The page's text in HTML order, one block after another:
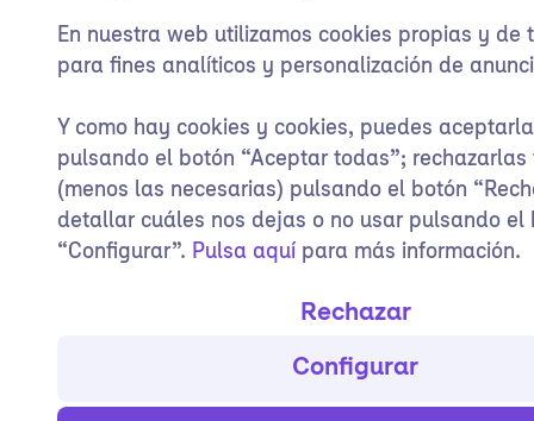
En nuestra web utilizamos cookies propias y de
para fines analíticos y personalización de
Y como hay cookies y cookies, puedes
pulsando el botón “Aceptar todas”; rechazarlas
(menos las necesarias) pulsando el botón
detallar cuáles nos dejas o no usar pulsando el
“Configurar”. Pulsa aquí para más información.
Rechazar
Configurar